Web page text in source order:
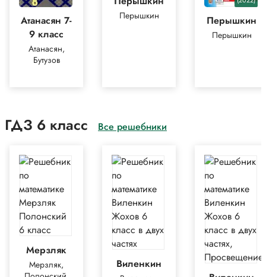
Атанасян 7-
9 класс
Атанасян,
Бутузов
Перышкин Перышкин
Перышкин
ГДЗ 6 класс Все решебники
Мерзляк
Мерзляк,
Виленкин